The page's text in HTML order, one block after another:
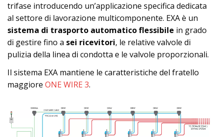
trifase introducendo un’applicazione specifica dedicata
al settore di lavorazione multicomponente. EXA è un
sistema di trasporto automatico flessibile in grado
di gestire fino a sei ricevitori, le relative valvole di
pulizia della linea di condotta e le valvole proporzionali.
Il sistema EXA mantiene le caratteristiche del fratello
maggiore ONE WIRE 3.